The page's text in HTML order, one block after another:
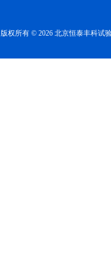
版权所有 © 2026 北京恒泰丰科试